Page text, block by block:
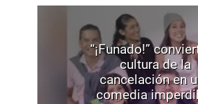
“¡Funado!”
cultura de la
cancelación en
comedia